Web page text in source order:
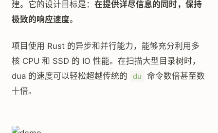
建。它的设计目标是： 在提供详尽信息的同时，保持
极致的响应速度。
项目使用 Rust 的异步和并行能力，能够充分利用多
核 CPU 和 SSD 的 IO 性能。在扫描大型目录树时，
dua 的速度可以轻松超越传统的
du
命令数倍甚至数
十倍。